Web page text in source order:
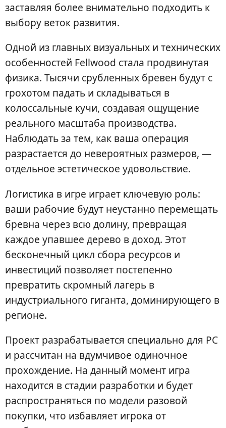
заставляя более внимательно подходить к
выбору веток развития.
Одной из главных визуальных и технических
особенностей Fellwood стала продвинутая
физика. Тысячи срубленных бревен будут с
грохотом падать и складываться в
колоссальные кучи, создавая ощущение
реального масштаба производства.
Наблюдать за тем, как ваша операция
разрастается до невероятных размеров, —
отдельное эстетическое удовольствие.
Логистика в игре играет ключевую роль:
ваши рабочие будут неустанно перемещать
бревна через всю долину, превращая
каждое упавшее дерево в доход. Этот
бесконечный цикл сбора ресурсов и
инвестиций позволяет постепенно
превратить скромный лагерь в
индустриального гиганта, доминирующего в
регионе.
Проект разрабатывается специально для PC
и рассчитан на вдумчивое одиночное
прохождение. На данный момент игра
находится в стадии разработки и будет
распространяться по модели разовой
покупки, что избавляет игрока от